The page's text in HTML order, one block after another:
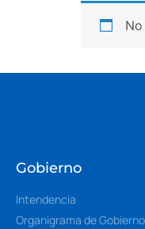
Gobierno
Intendencia
Organigrama de Gobierno